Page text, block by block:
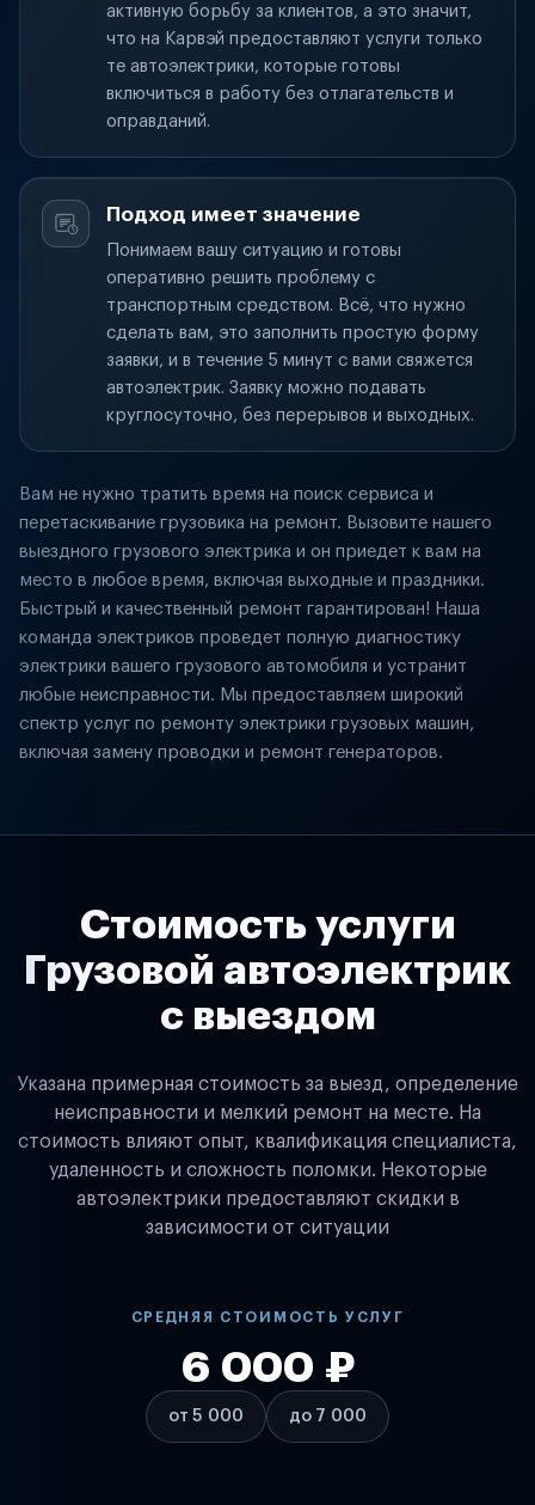
активную борьбу за клиентов, а это значит,
что на Карвэй предоставляют услуги только
те автоэлектрики, которые готовы
включиться в работу без отлагательств и
оправданий.
Подход имеет значение
Понимаем вашу ситуацию и готовы
оперативно решить проблему с
транспортным средством. Всё, что нужно
сделать вам, это заполнить простую форму
заявки, и в течение 5 минут с вами свяжется
автоэлектрик. Заявку можно подавать
круглосуточно, без перерывов и выходных.
Вам не нужно тратить время на поиск сервиса и
перетаскивание грузовика на ремонт. Вызовите нашего
выездного грузового электрика и он приедет к вам на
место в любое время, включая выходные и праздники.
Быстрый и качественный ремонт гарантирован! Наша
команда электриков проведет полную диагностику
электрики вашего грузового автомобиля и устранит
любые неисправности. Мы предоставляем широкий
спектр услуг по ремонту электрики грузовых машин,
включая замену проводки и ремонт генераторов.
Стоимость услуги
Грузовой автоэлектрик
с выездом
Указана примерная стоимость за выезд, определение
неисправности и мелкий ремонт на месте. На
стоимость влияют опыт, квалификация специалиста,
удаленность и сложность поломки. Некоторые
автоэлектрики предоставляют скидки в
зависимости от ситуации
СРЕДНЯЯ СТОИМОСТЬ УСЛУГ
от 5 000
6 000 ₽
до 7 000